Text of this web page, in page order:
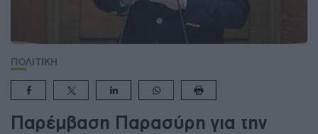
ΠΟΛΙΤΙΚΗ
Παρέμβαση Παρασύρη για την